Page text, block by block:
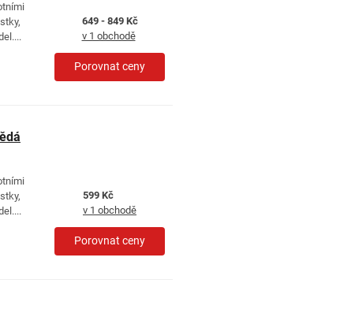
649 - 849 Kč
v 1 obchodě
Porovnat ceny
599 Kč
v 1 obchodě
Porovnat ceny